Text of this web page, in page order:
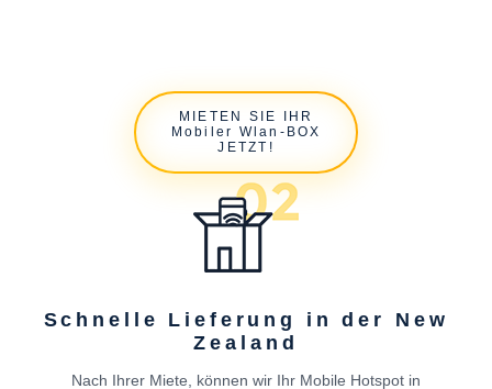
MIETEN SIE IHR
Mobiler Wlan-BOX
JETZT!
Schnelle Lieferung in der New
Zealand
Nach Ihrer Miete, können wir Ihr Mobile Hotspot in